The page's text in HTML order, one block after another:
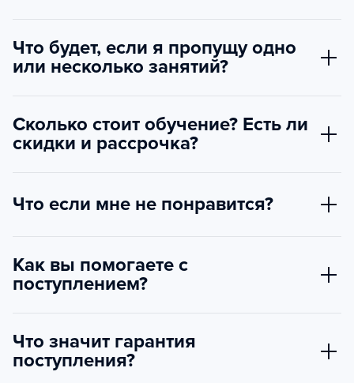
Что будет, если я пропущу одно
или несколько занятий?
Сколько стоит обучение? Есть ли
скидки и рассрочка?
Что если мне не понравится?
Как вы помогаете с
поступлением?
Что значит гарантия
поступления?